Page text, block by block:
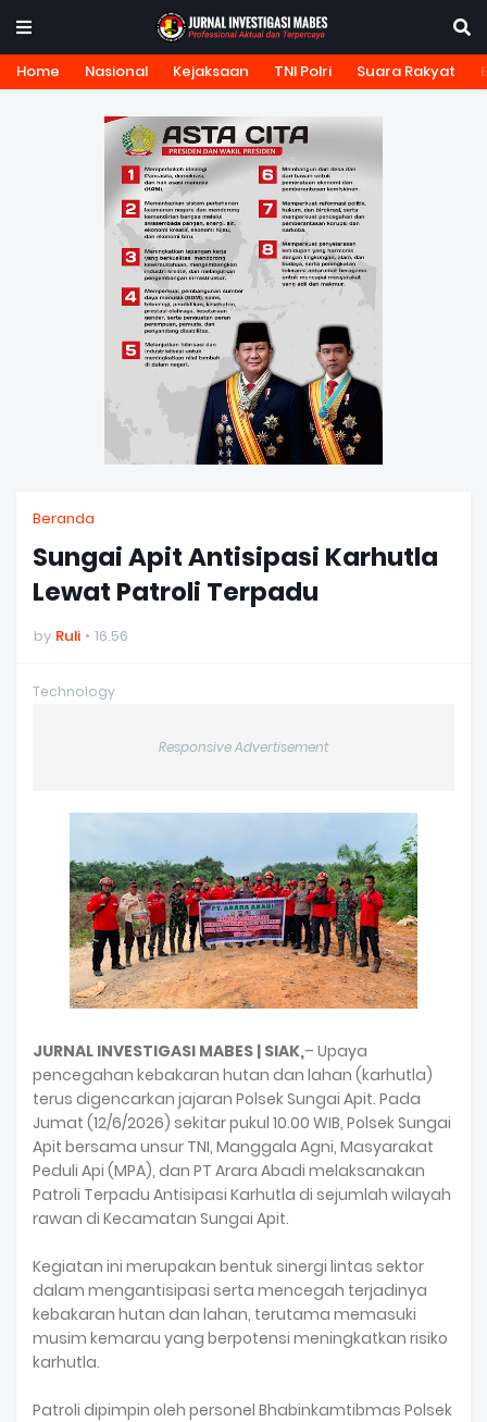
Home Nasional Kejaksaan TNI Polri Suara Rakyat
Beranda
Sungai Apit Antisipasi Karhutla
Lewat Patroli Terpadu
by Ruli 16.56
Technology
Responsive Advertisement
JURNAL INVESTIGASI MABES | SIAK,– Upaya
pencegahan kebakaran hutan dan lahan (karhutla)
terus digencarkan jajaran Polsek Sungai Apit. Pada
Jumat (12/6/2026) sekitar pukul 10.00 WIB, Polsek Sungai
Apit bersama unsur TNI, Manggala Agni, Masyarakat
Peduli Api (MPA), dan PT Arara Abadi melaksanakan
Patroli Terpadu Antisipasi Karhutla di sejumlah wilayah
rawan di Kecamatan Sungai Apit.
‎Kegiatan ini merupakan bentuk sinergi lintas sektor
dalam mengantisipasi serta mencegah terjadinya
kebakaran hutan dan lahan, terutama memasuki
musim kemarau yang berpotensi meningkatkan risiko
karhutla.
‎Patroli dipimpin oleh personel Bhabinkamtibmas Polsek